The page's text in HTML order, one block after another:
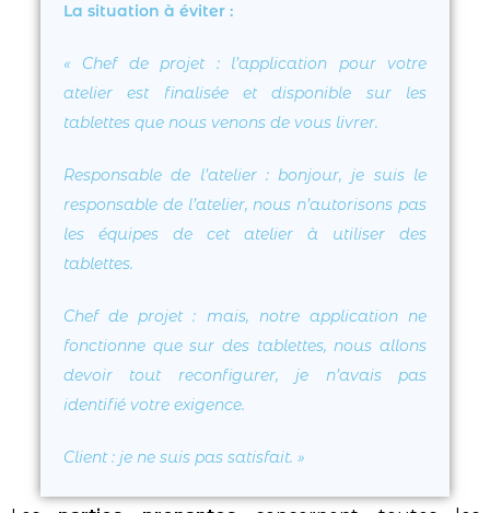
La situation à éviter :
« Chef de projet : l’application pour votre
atelier est finalisée et disponible sur les
tablettes que nous venons de vous livrer.
Responsable de l’atelier : bonjour, je suis le
responsable de l’atelier, nous n’autorisons pas
les équipes de cet atelier à utiliser des
tablettes.
Chef de projet : mais, notre application ne
fonctionne que sur des tablettes, nous allons
devoir tout reconfigurer, je n’avais pas
identifié votre exigence.
Client : je ne suis pas satisfait. »